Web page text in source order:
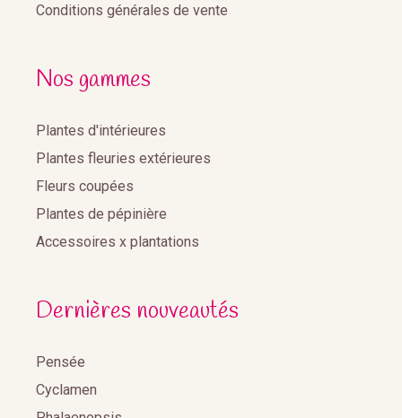
Conditions générales de vente
Nos gammes
Plantes d'intérieures
Plantes fleuries extérieures
Fleurs coupées
Plantes de pépinière
Accessoires x plantations
Dernières nouveautés
Pensée
Cyclamen